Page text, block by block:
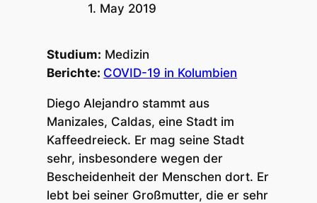
1. May 2019
Studium: Medizin
Berichte: COVID-19 in Kolumbien
Diego Alejandro stammt aus
Manizales, Caldas, eine Stadt im
Kaffeedreieck. Er mag seine Stadt
sehr, insbesondere wegen der
Bescheidenheit der Menschen dort. Er
lebt bei seiner Großmutter, die er sehr